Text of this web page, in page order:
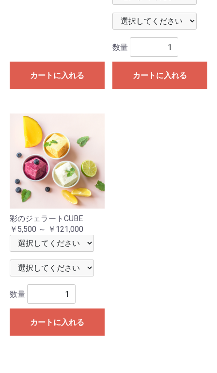
カートに入れる
数量
カートに入れる
彩のジェラートCUBE
￥5,500 ～ ￥121,000
数量
カートに入れる